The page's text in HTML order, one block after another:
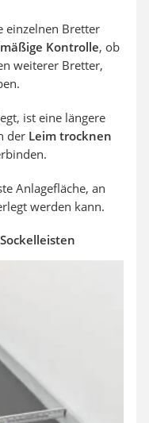
einzelnen Bretter
Kontrolle, ob
weiterer Bretter,
ist eine längere
der Leim trocknen
Anlagefläche, an
werden kann.